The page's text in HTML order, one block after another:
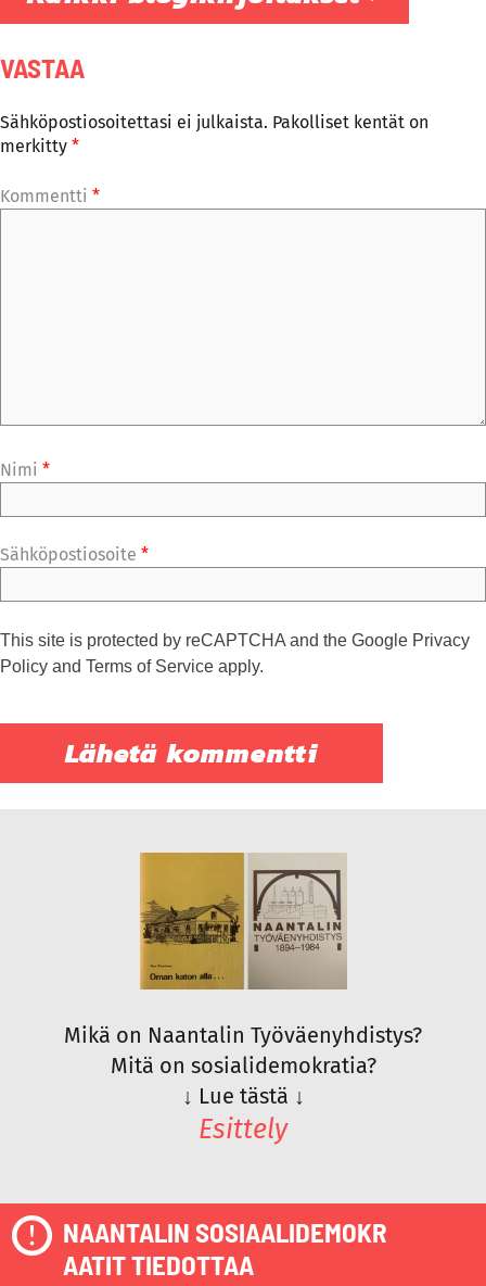
VASTAA
Sähköpostiosoitettasi ei julkaista. Pakolliset kentät on
merkitty *
Kommentti *
Nimi *
Sähköpostiosoite *
This site is protected by reCAPTCHA and the Google Privacy
Policy and Terms of Service apply.
Mikä on Naantalin Työväenyhdistys?
Mitä on sosialidemokratia?
↓ Lue tästä ↓
Esittely
NAANTALIN SOSIAALIDEMOKR
AATIT TIEDOTTAA